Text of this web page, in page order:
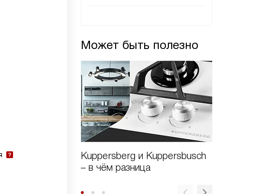
Может быть полезно
Kuppersberg и Kuppersbusch
– в чём разница